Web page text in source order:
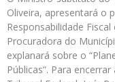
Oliveira, apresentará o
Responsabilidade
Procuradora do
explanará sobre o
Públicas”. Para